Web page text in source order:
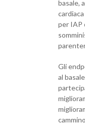
basale,
per IAP
Gli
al